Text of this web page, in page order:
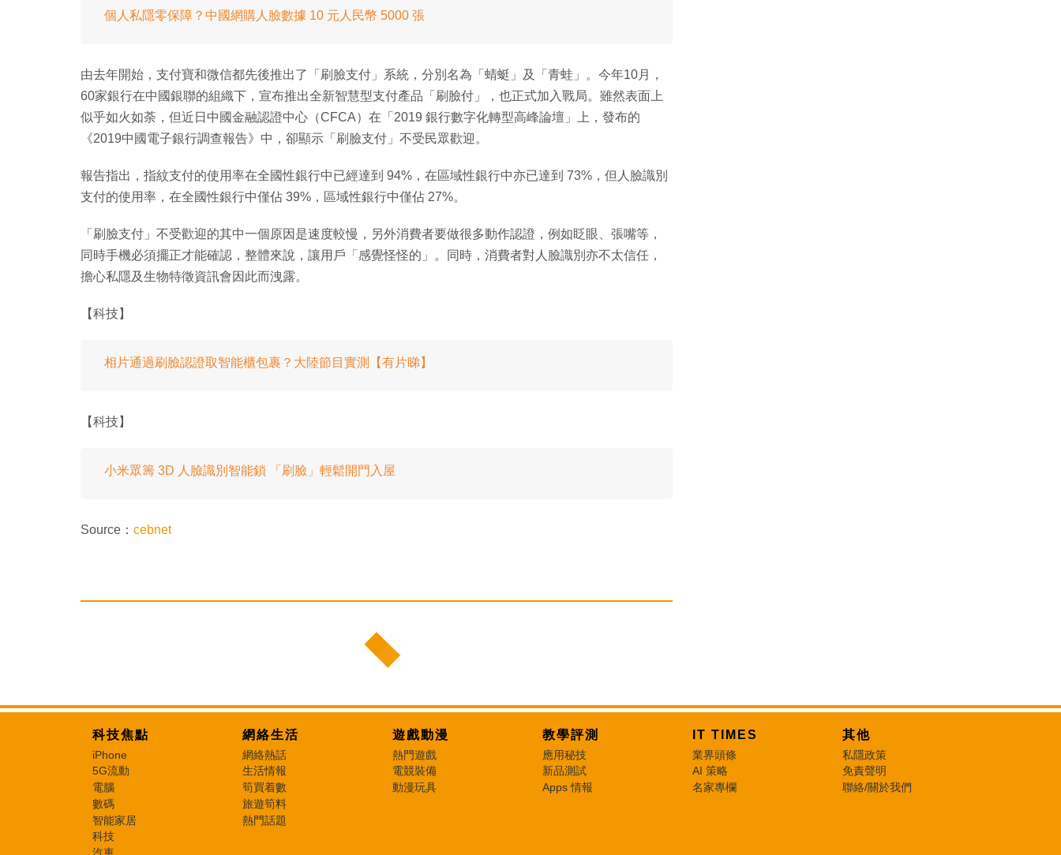
個人私隱零保障？中國網購人臉數據 10 元人民幣 5000 張
由去年開始，支付寶和微信都先後推出了「刷臉支付」系統，分別名為「蜻蜓」及「青蛙」。今年10月，
60家銀行在中國銀聯的組織下，宣布推出全新智慧型支付產品「刷臉付」，也正式加入戰局。雖然表面上
似乎如火如荼，但近日中國金融認證中心（CFCA）在「2019 銀行數字化轉型高峰論壇」上，發布的
《2019中國電子銀行調查報告》中，卻顯示「刷臉支付」不受民眾歡迎。
報告指出，指紋支付的使用率在全國性銀行中已經達到 94%，在區域性銀行中亦已達到 73%，但人臉識別
支付的使用率，在全國性銀行中僅佔 39%，區域性銀行中僅佔 27%。
「刷臉支付」不受歡迎的其中一個原因是速度較慢，另外消費者要做很多動作認證，例如眨眼、張嘴等，
同時手機必須擺正才能確認，整體來說，讓用戶「感覺怪怪的」。同時，消費者對人臉識別亦不太信任，
擔心私隱及生物特徵資訊會因此而洩露。
【科技】
相片通過刷臉認證取智能櫃包裹？大陸節目實測【有片睇】
【科技】
小米眾籌 3D 人臉識別智能鎖 「刷臉」輕鬆開門入屋
Source： cebnet
科技焦點
iPhone
5G流動
電腦
數碼
智能家居
科技
網絡生活
網絡熱話
生活情報
筍買着數
旅遊筍料
熱門話題
遊戲動漫
熱門遊戲
電競裝備
動漫玩具
教學評測
應用秘技
新品測試
Apps 情報
IT TIMES
業界頭條
AI 策略
名家專欄
其他
私隱政策
免責聲明
聯絡/關於我們